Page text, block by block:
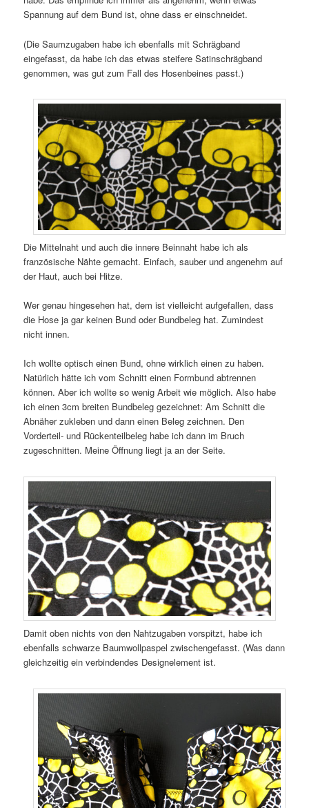
Spannung auf dem Bund ist, ohne dass er einschneidet.
(Die Saumzugaben habe ich ebenfalls mit Schrägband
eingefasst, da habe ich das etwas steifere Satinschrägband
genommen, was gut zum Fall des Hosenbeines passt.)
Die Mittelnaht und auch die innere Beinnaht habe ich als
französische Nähte gemacht. Einfach, sauber und angenehm auf
der Haut, auch bei Hitze.
Wer genau hingesehen hat, dem ist vielleicht aufgefallen, dass
die Hose ja gar keinen Bund oder Bundbeleg hat. Zumindest
nicht innen.
Ich wollte optisch einen Bund, ohne wirklich einen zu haben.
Natürlich hätte ich vom Schnitt einen Formbund abtrennen
können. Aber ich wollte so wenig Arbeit wie möglich. Also habe
ich einen 3cm breiten Bundbeleg gezeichnet: Am Schnitt die
Abnäher zukleben und dann einen Beleg zeichnen. Den
Vorderteil- und Rückenteilbeleg habe ich dann im Bruch
zugeschnitten. Meine Öffnung liegt ja an der Seite.
Damit oben nichts von den Nahtzugaben vorspitzt, habe ich
ebenfalls schwarze Baumwollpaspel zwischengefasst. (Was dann
gleichzeitig ein verbindendes Designelement ist.